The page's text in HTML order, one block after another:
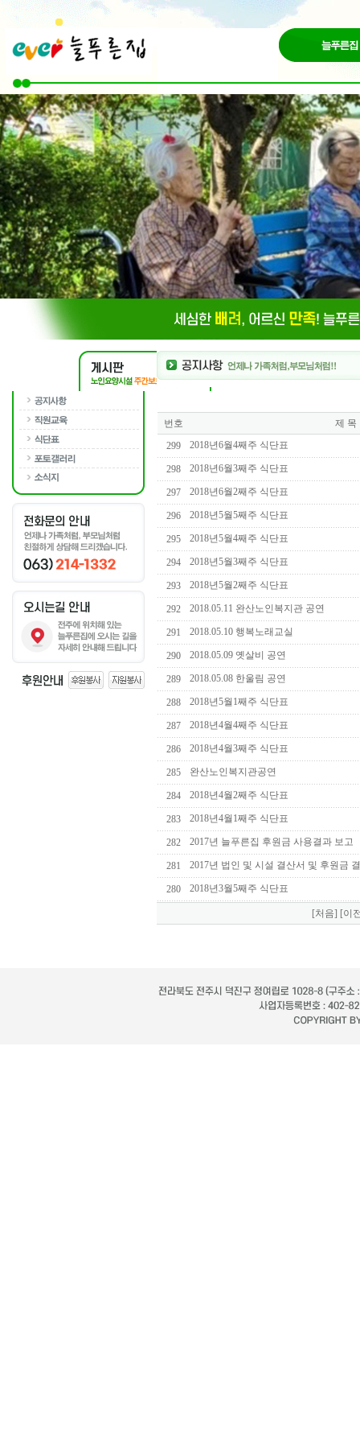
번호
제 목
299
2018년6월4째주 식단표
298 2018년6월3째주 식단표
297 2018년6월2째주 식단표
296 2018년5월5째주 식단표
295 2018년5월4째주 식단표
294 2018년5월3째주 식단표
293 2018년5월2째주 식단표
292 2018.05.11 완산노인복지관 공연
291 2018.05.10 행복노래교실
290 2018.05.09 옛살비 공연
289 2018.05.08 한울림 공연
288 2018년5월1째주 식단표
287 2018년4월4째주 식단표
286 2018년4월3째주 식단표
285 완산노인복지관공연
284 2018년4월2째주 식단표
283 2018년4월1째주 식단표
282 2017년 늘푸른집 후원금 사용결과 보고
281 2017년 법인 및 시설 결산서 및 후원금
280 2018년3월5째주 식단표
[처음] [이